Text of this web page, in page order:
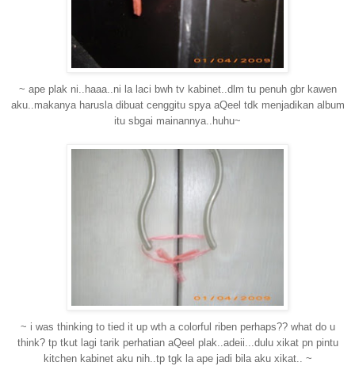
~ ape plak ni..haaa..ni la laci bwh tv kabinet..dlm tu penuh gbr kawen
aku..makanya harusla dibuat cenggitu spya aQeel tdk menjadikan album
itu sbgai mainannya..huhu~
~ i was thinking to tied it up wth a colorful riben perhaps?? what do u
think? tp tkut lagi tarik perhatian aQeel plak..adeii...dulu xikat pn pintu
kitchen kabinet aku nih..tp tgk la ape jadi bila aku xikat.. ~